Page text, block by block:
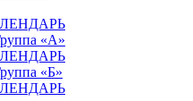
«А»
«Б»